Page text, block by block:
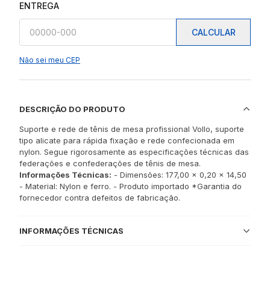
ENTREGA
CALCULAR
Não sei meu CEP
DESCRIÇÃO DO PRODUTO
Suporte e rede de tênis de mesa profissional Vollo, suporte
tipo alicate para rápida fixação e rede confecionada em
nylon. Segue rigorosamente as especificações técnicas das
federações e confederações de tênis de mesa.
Informações Técnicas: - Dimensões: 177,00 x 0,20 x 14,50
- Material: Nylon e ferro. - Produto importado *Garantia do
fornecedor contra defeitos de fabricação.
INFORMAÇÕES TÉCNICAS